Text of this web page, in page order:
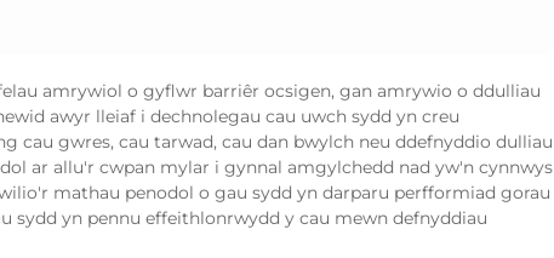
amrywiol o gyflwr barriêr ocsigen, gan amrywio o ddulliau
awyr lleiaf i dechnolegau cau uwch sydd yn creu
cau gwres, cau tarwad, cau dan bwylch neu ddefnyddio dulliau
ar allu'r cwpan mylar i gynnal amgylchedd nad yw'n cynnwys
mathau penodol o gau sydd yn darparu perfformiad gorau
sydd yn pennu effeithlonrwydd y cau mewn defnyddiau